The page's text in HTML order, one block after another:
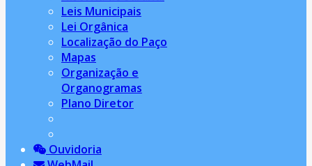
Leis Municipais
Lei Orgânica
Localização do Paço
Mapas
Organização e
Organogramas
Plano Diretor
Ouvidoria